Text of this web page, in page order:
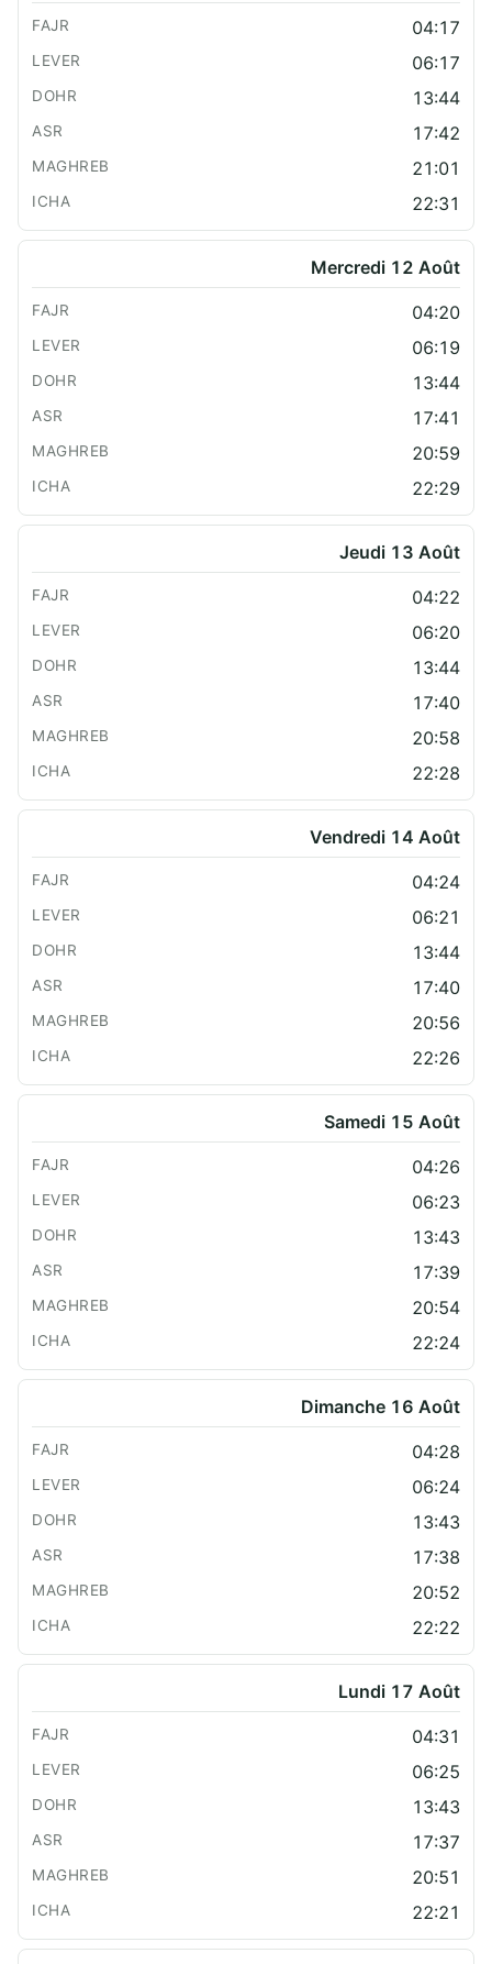
04:17
06:17
13:44
17:42
21:01
22:31
Mercredi 12 Août
04:20
06:19
13:44
17:41
20:59
22:29
Jeudi 13 Août
04:22
06:20
13:44
17:40
20:58
22:28
Vendredi 14 Août
04:24
06:21
13:44
17:40
20:56
22:26
Samedi 15 Août
04:26
06:23
13:43
17:39
20:54
22:24
Dimanche 16 Août
04:28
06:24
13:43
17:38
20:52
22:22
Lundi 17 Août
04:31
06:25
13:43
17:37
20:51
22:21